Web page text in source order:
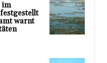
im
warnt